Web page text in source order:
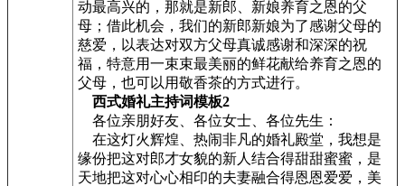
动最高兴的，那就是新郎、新娘养育之恩的父
母；借此机会，我们的新郎新娘为了感谢父母的
慈爱，以表达对双方父母真诚感谢和深深的祝
福，特意用一束束最美丽的鲜花献给养育之恩的
父母，也可以用敬香茶的方式进行。
西式婚礼主持词模板2
各位亲朋好友、各位女士、各位先生：
在这灯火辉煌、热闹非凡的婚礼殿堂，我想是
缘份把这对郎才女貌的新人结合得甜甜蜜蜜，是
天地把这对心心相印的夫妻融合得恩恩爱爱，美